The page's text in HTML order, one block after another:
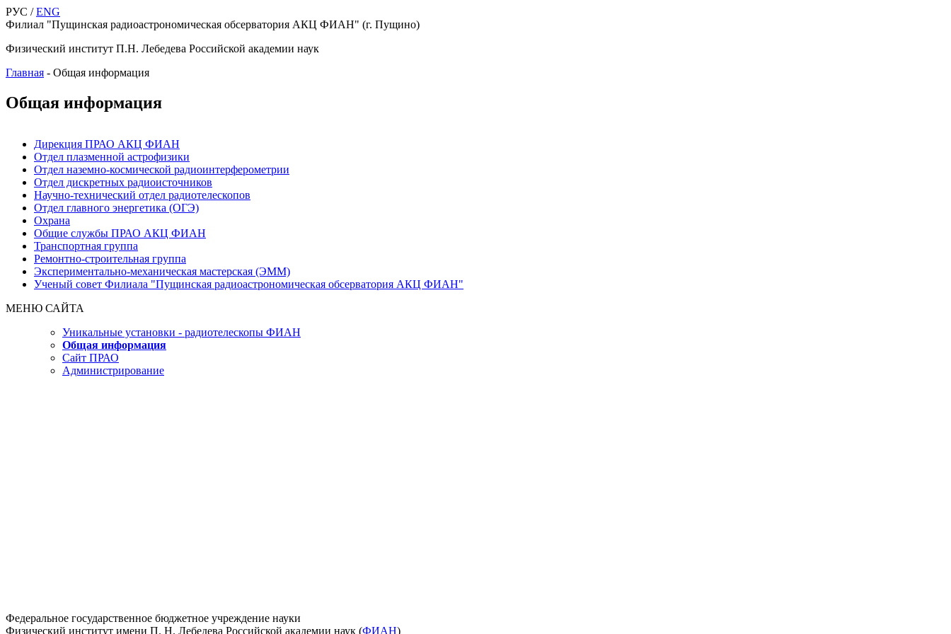
РУС /ENG
Филиал "Пущинская радиоастрономическая обсерватория АКЦ ФИАН" (г. Пущино)
Физический институт П.Н. Лебедева Российской академии наук
Главная - Общая информация
Общая информация
Дирекция ПРАО АКЦ ФИАН
Отдел плазменной астрофизики
Отдел наземно-космической радиоинтерферометрии
Отдел дискретных радиоисточников
Научно-технический отдел радиотелескопов
Отдел главного энергетика (ОГЭ)
Охрана
Общие службы ПРАО АКЦ ФИАН
Транспортная группа
Ремонтно-строительная группа
Экспериментально-механическая мастерская (ЭММ)
Ученый совет Филиала "Пущинская радиоастрономическая обсерватория АКЦ ФИАН"
МЕНЮ САЙТА
Уникальные установки - радиотелескопы ФИАН
Общая информация
Сайт ПРАО
Администрирование
Федеральное государственное бюджетное учреждение науки
Физический институт имени П. Н. Лебедева Российской академии наук (ФИАН)